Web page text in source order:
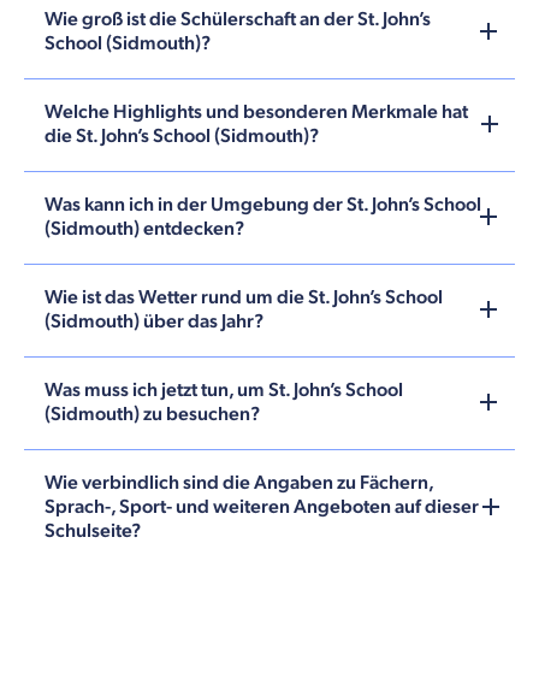
Wie groß ist die Schülerschaft an der St. John’s
School (Sidmouth)?
Welche Highlights und besonderen Merkmale hat
die St. John’s School (Sidmouth)?
Was kann ich in der Umgebung der St. John’s School
(Sidmouth) entdecken?
Wie ist das Wetter rund um die St. John’s School
(Sidmouth) über das Jahr?
Was muss ich jetzt tun, um St. John’s School
(Sidmouth) zu besuchen?
Wie verbindlich sind die Angaben zu Fächern,
Sprach-, Sport- und weiteren Angeboten auf dieser
Schulseite?